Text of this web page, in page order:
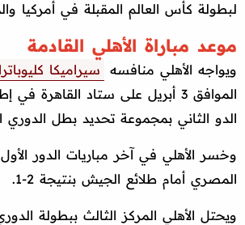
لبطولة كأس العالم المقبلة في أمركيا
موعد مباراة الأهلي القادمة
ويواجه الأهلي منافسه سيراميكا كليوباترا
الموافق 3 أبريل على ستاد القاهرة
الدو الثاني بمجموعة تحديد بطل الدوري
وخسر الأهلي في آخر مباريات الدور
المصري أمام طلائع الجيش بنتيجة 2-1.
ويحتل الأهلي المركز الثالث ببطولة